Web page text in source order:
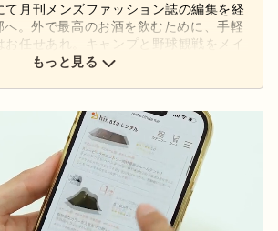
て月刊メンズファッション誌の編集を経
。外で最高のお酒を飲むために、手軽
お任せあれ。キャンプと野球観戦をメイ
は広く深く。アウトドア以外にファッシ
もっと見る